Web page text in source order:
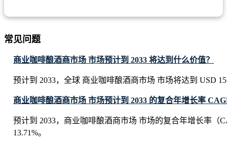
常见问题
商业咖啡酿酒商市场 市场预计到 2033 将达到什么价值？
预计到 2033，全球 商业咖啡酿酒商市场 市场将达到 USD
商业咖啡酿酒商市场 市场预计到 2033 的复合年增长率
预计到 2033，商业咖啡酿酒商市场 市场的复合年增长率（
13.71%。